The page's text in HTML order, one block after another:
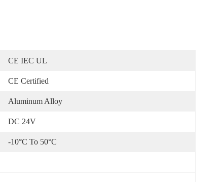
CE IEC UL
CE Certified
Aluminum Alloy
DC 24V
-10°C To 50°C